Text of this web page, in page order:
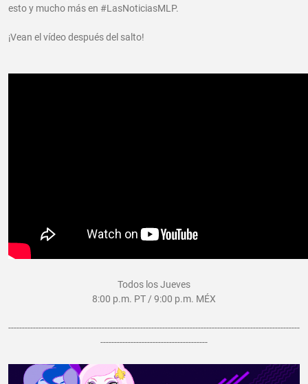
esto y mucho más en #LasNoticiasMLP.
¡Vean el vídeo después del salto!
Todos los Jueves
8:00 p.m. PT / 9:00 p.m. MÉX
----------------------------------------------------------------------------------------------------------
---------------------------------------